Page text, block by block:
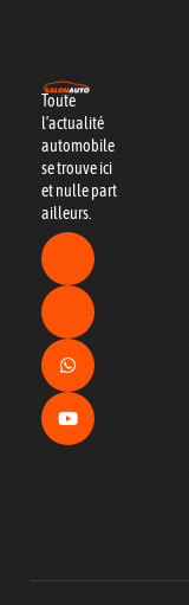
Toute
l’actualité
automobile
se trouve ici
et nulle part
ailleurs.